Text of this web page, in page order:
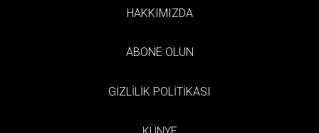
HAKKIMIZDA
ABONE OLUN
GİZLİLİK POLİTİKASI